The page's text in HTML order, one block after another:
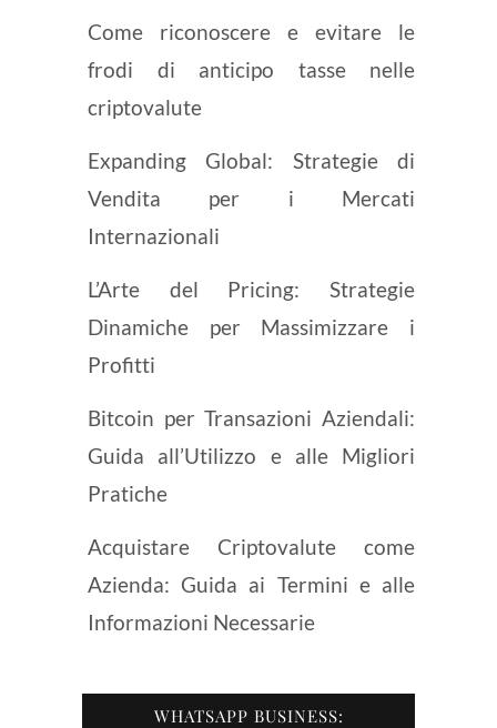
Come riconoscere e evitare le
frodi di anticipo tasse nelle
criptovalute
Expanding Global: Strategie di
Vendita per i Mercati
Internazionali
L’Arte del Pricing: Strategie
Dinamiche per Massimizzare i
Profitti
Bitcoin per Transazioni Aziendali:
Guida all’Utilizzo e alle Migliori
Pratiche
Acquistare Criptovalute come
Azienda: Guida ai Termini e alle
Informazioni Necessarie
WHATSAPP BUSINESS: